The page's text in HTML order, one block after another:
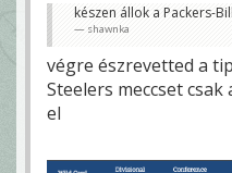
készen állok a Packers-
shawnka
végre észrevetted a
Steelers meccset
el